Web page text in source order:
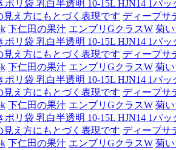
リ袋 乳白半透明 10-15L HJN14 1パッ
見え方にもとづく表現です ディープサ
下仁田の果汁 エンブリGクラスW 菊
リ袋 乳白半透明 10-15L HJN14 1パッ
見え方にもとづく表現です ディープサ
下仁田の果汁 エンブリGクラスW 菊
リ袋 乳白半透明 10-15L HJN14 1パッ
見え方にもとづく表現です ディープサ
下仁田の果汁 エンブリGクラスW 菊
リ袋 乳白半透明 10-15L HJN14 1パッ
見え方にもとづく表現です ディープサ
下仁田の果汁 エンブリGクラスW 菊